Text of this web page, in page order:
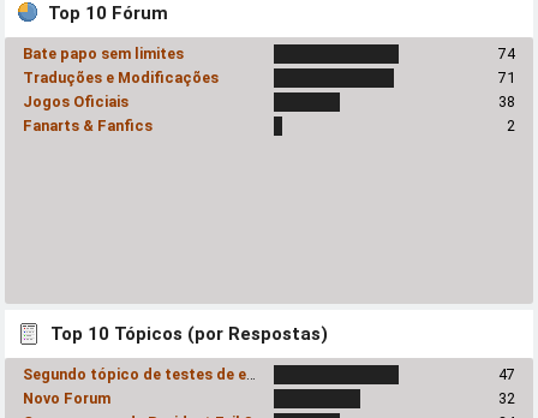
Top 10 Fórum
Bate papo sem limites
74
Traduções e Modificações
71
Jogos Oficiais
38
Fanarts & Fanfics
2
Top 10 Tópicos (por Respostas)
Segundo tópico de testes de envio via Whatsapp
47
Novo Forum
32